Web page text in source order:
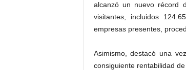
alcanzó un nuevo récord
visitantes, incluidos
empresas presentes,
Asimismo, destacó una
consiguiente rentabilidad